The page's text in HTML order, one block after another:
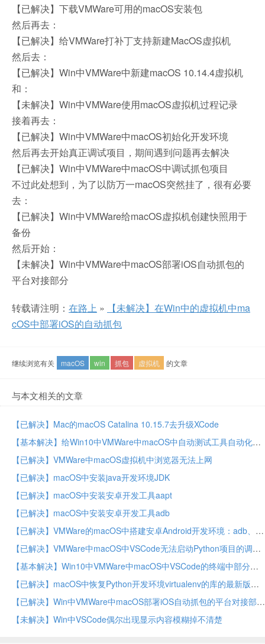
【已解决】下载VMWare可用的macOS安装包
然后再去：
【已解决】给VMWare打补丁支持新建MacOS虚拟机
然后去：
【已解决】Win中VMWare中新建macOS 10.14.4虚拟机
和：
【未解决】Win中VMWare使用macOS虚拟机过程记录
接着再去：
【已解决】Win中VMWare中macOS初始化开发环境
然后再去开始真正调试项目，期间遇到问题再去解决
【已解决】Win中VMWare中macOS中调试抓包项目
不过此处想到，为了以防万一macOS突然挂了，很有必要
去：
【已解决】Win中VMWare给macOS虚拟机创建快照用于
备份
然后开始：
【未解决】Win中VMWare中macOS部署iOS自动抓包的
平台对接部分
转载请注明： 在路上 »
【未解决】在Win中的虚拟机中ma
cOS中部署iOS的自动抓包
继续浏览有关 macOS win 抓包 虚拟机 的文章
与本文相关的文章
【已解决】Mac的macOS Catalina 10.15.7去升级XCode
【基本解决】给Win10中VMWare中macOS中自动测试工具自动化测试安卓游戏开启代理功能
【已解决】VMWare中macOS虚拟机中浏览器无法上网
【已解决】macOS中安装java开发环境JDK
【已解决】macOS中安装安卓开发工具aapt
【已解决】macOS中安装安卓开发工具adb
【已解决】VMWare的macOS中搭建安卓Android开发环境：adb、aapt等工具
【已解决】VMWare中macOS中VSCode无法启动Python项目的调试
【基本解决】Win10中VMWare中macOS中VSCode的终端中部分字母如c或s不显示
【已解决】macOS中恢复Python开发环境virtualenv的库的最新版本
【已解决】Win中VMWare中macOS部署iOS自动抓包的平台对接部分
【未解决】Win中VSCode偶尔出现显示内容模糊掉不清楚